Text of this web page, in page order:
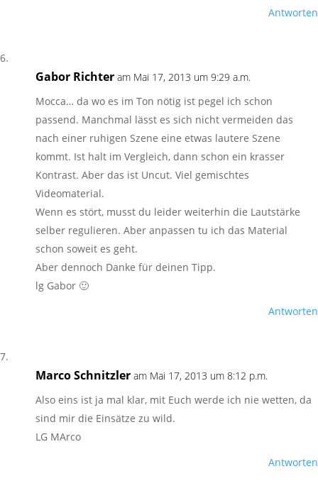
Antworten
Gabor Richter am Mai 17, 2013 um 9:29 a.m.
Mocca… da wo es im Ton nötig ist pegel ich schon
passend. Manchmal lässt es sich nicht vermeiden das
nach einer ruhigen Szene eine etwas lautere Szene
kommt. Ist halt im Vergleich, dann schon ein krasser
Kontrast. Aber das ist Uncut. Viel gemischtes
Videomaterial.
Wenn es stört, musst du leider weiterhin die Lautstärke
selber regulieren. Aber anpassen tu ich das Material
schon soweit es geht.
Aber dennoch Danke für deinen Tipp.
lg Gabor 🙂
Antworten
Marco Schnitzler am Mai 17, 2013 um 8:12 p.m.
Also eins ist ja mal klar, mit Euch werde ich nie wetten, da
sind mir die Einsätze zu wild.
LG MArco
Antworten